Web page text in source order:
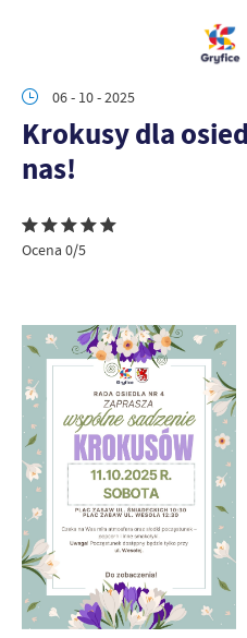
06 - 10 - 2025
Krokusy dla
nas!
Ocena 0/5